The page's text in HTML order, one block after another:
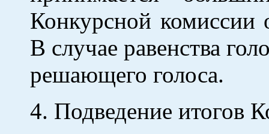
Конкурсной комиссии
В случае равенства
решающего голоса.
4. Подведение итогов